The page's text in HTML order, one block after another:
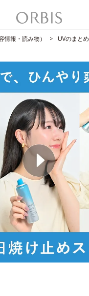
情報・読み物） UVのまとめ